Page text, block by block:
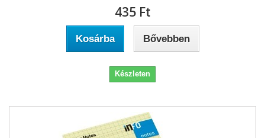
435 Ft‎
Kosárba Bővebben
Készleten